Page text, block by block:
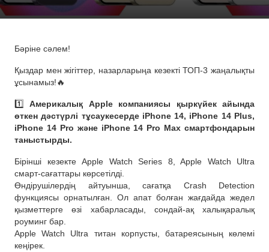
Бәріне сәлем!
Қыздар мен жігіттер, назарларыңа кезекті ТОП-3 жаңалықты
ұсынамыз!🔥
1️⃣Америкалық Apple компаниясы қыркүйек айында
өткен дәстүрлі тұсаукесерде iPhone 14, iPhone 14 Plus,
iPhone 14 Pro және iPhone 14 Pro Max смартфондарын
таныстырды.
Бірінші кезекте Apple Watch Series 8, Apple Watch Ultra
смарт-сағаттары көрсетілді.
Өндірушілердің айтуынша, сағатқа Сrash Detection
функциясы орнатылған. Ол апат болған жағдайда жедел
қызметтерге өзі хабарласады, сондай-ақ халықаралық
роуминг бар.
Apple Watch Ultra титан корпусты, батареясының көлемі
кеңірек.